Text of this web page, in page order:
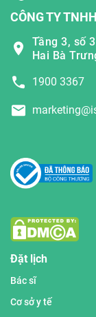
CÔNG TY
Tầng 3, số
Hai Bà
1900 3367
Đặt lịch
Bác sĩ
Cơ sở y tế